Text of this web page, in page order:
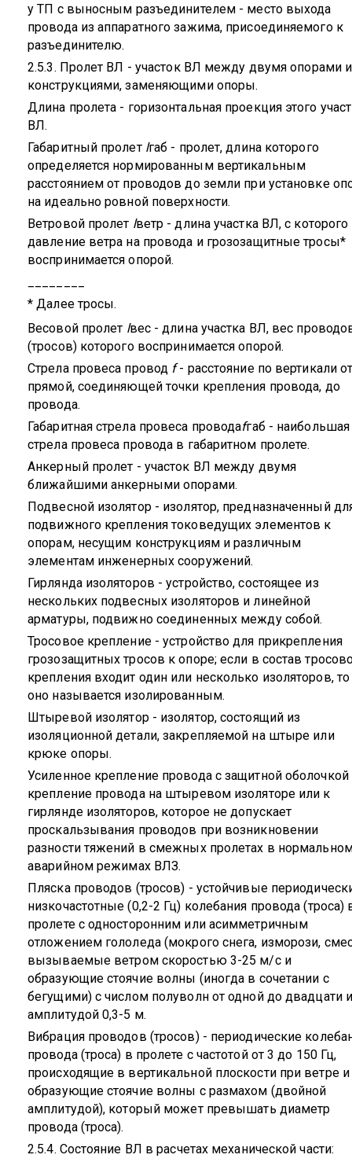
у ТП с выносным разъединителем - место выхода
провода из аппаратного зажима, присоединяемого к
разъединителю.
2.5.3. Пролет ВЛ - участок ВЛ между двумя опорами
конструкциями, заменяющими опоры.
Длина пролета - горизонтальная проекция этого
ВЛ.
Габаритный пролет lгаб - пролет, длина которого
определяется нормированным вертикальным
расстоянием от проводов до земли при установке
на идеально ровной поверхности.
Ветровой пролет lветр - длина участка ВЛ, с которого
давление ветра на провода и грозозащитные тросы*
воспринимается опорой.
* Далее тросы.
Весовой пролет lвес- длина участка ВЛ, вес
(тросов) которого воспринимается опорой.
Стрела провеса провод f- расстояние по вертикали
прямой, соединяющей точки крепления провода, до
провода.
Габаритная стрела провеса проводafгаб - наибольшая
стрела провеса провода в габаритном пролете.
Анкерный пролет - участок ВЛ между двумя
ближайшими анкерными опорами.
Подвесной изолятор - изолятор, предназначенный
подвижного крепления токоведущих элементов к
опорам, несущим конструкциям и различным
элементам инженерных сооружений.
Гирлянда изоляторов - устройство, состоящее из
нескольких подвесных изоляторов и линейной
арматуры, подвижно соединенных между собой.
Тросовое крепление - устройство для прикрепления
грозозащитных тросов к опоре; если в состав
крепления входит один или несколько изоляторов, то
оно называется изолированным.
Штыревой изолятор - изолятор, состоящий из
изоляционной детали, закрепляемой на штыре или
крюке опоры.
Усиленное крепление провода с защитной оболочкой
крепление провода на штыревом изоляторе или к
гирлянде изоляторов, которое не допускает
проскальзывания проводов при возникновении
разности тяжений в смежных пролетах в
аварийном режимах ВЛЗ.
Пляска проводов (тросов) - устойчивые
низкочастотные (0,2-2 Гц) колебания провода (троса)
пролете с односторонним или асимметричным
отложением гололеда (мокрого снега, изморози,
вызываемые ветром скоростью 3-25 м/с и
образующие стоячие волны (иногда в сочетании с
бегущими) с числом полуволн от одной до двадцати
амплитудой 0,3-5 м.
Вибрация проводов (тросов) - периодические
провода (троса) в пролете с частотой от 3 до 150 Гц,
происходящие в вертикальной плоскости при ветре и
образующие стоячие волны с размахом (двойной
амплитудой), который может превышать диаметр
провода (троса).
2.5.4. Состояние ВЛ в расчетах механической части: